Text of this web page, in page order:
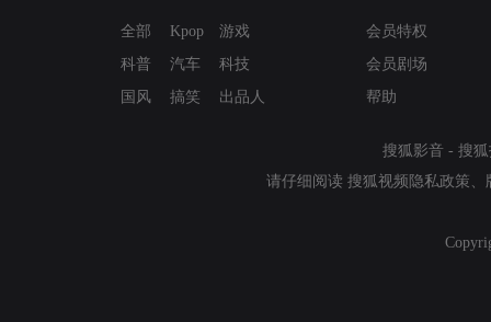
全部
科普
国风
Kpop
汽车
搞笑
游戏
科技
出品人
会员特权
会员剧场
帮助
搜狐影音 - 搜
请仔细阅读 搜狐视频隐私政策 、